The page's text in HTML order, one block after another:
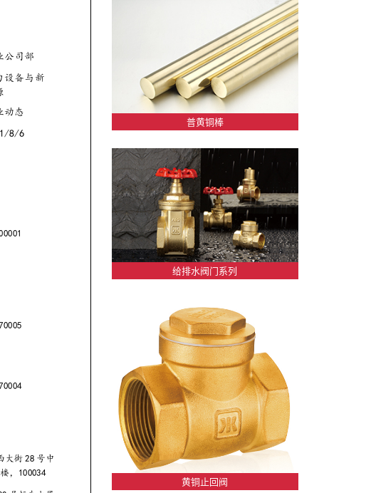
普黄铜棒
给排水阀门系列
黄铜止回阀